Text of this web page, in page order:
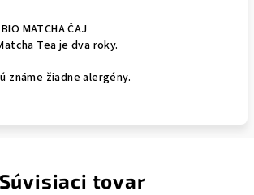
MATCHA ČAJ
Tea je dva roky.
známe žiadne alergény.
Súvisiaci tovar